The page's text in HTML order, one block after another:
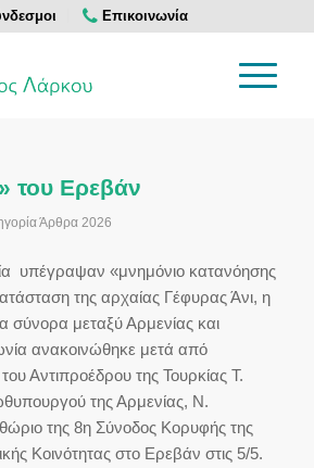
Επικοινωνία
του Ερεβάν
Άρθρα 2026
υπέγραψαν «μνημόνιο κατανόησης
της αρχαίας Γέφυρας Άνι, η
σύνορα μεταξύ Αρμενίας και
ανακοινώθηκε μετά από
Αντιπροέδρου της Τουρκίας Τ.
της Αρμενίας, Ν.
της 8η Σύνοδος Κορυφής της
Κοινότητας στο Ερεβάν στις 5/5.